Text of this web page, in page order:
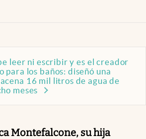
leer ni escribir y es el creador
para los baños: diseñó una
16 mil litros de agua de
meses
Montefalcone, su hija